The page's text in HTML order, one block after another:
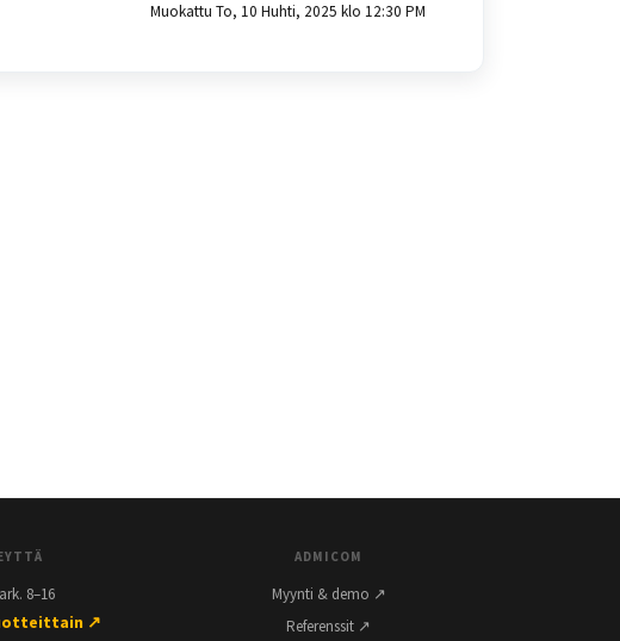
Muokattu To, 10 Huhti, 2025 klo 12:30 PM
8–16
↗
ADMICOM
Myynti & demo ↗
Referenssit ↗